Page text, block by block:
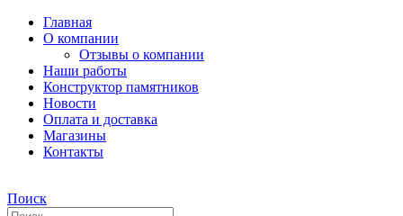
Главная
О компании
Отзывы о компании
Наши работы
Конструктор памятников
Новости
Оплата и доставка
Магазины
Контакты
Поиск